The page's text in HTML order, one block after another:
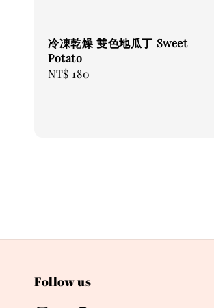
冷凍乾燥 雙色地瓜丁 Sweet
Potato
Regular
NT$ 180
Follow us